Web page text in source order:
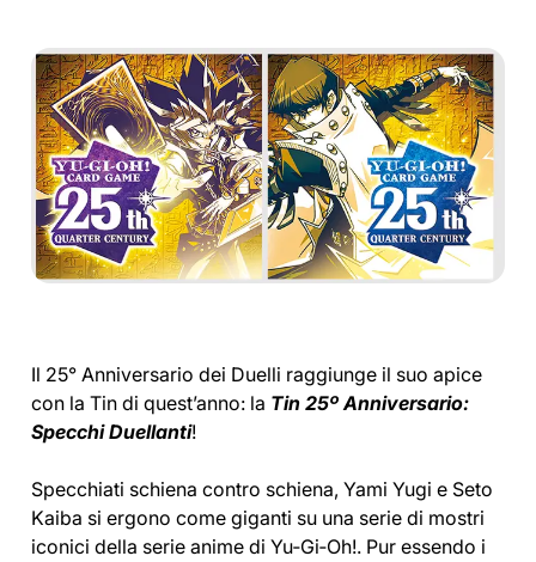
Il 25° Anniversario dei Duelli raggiunge il suo apice
con la Tin di quest’anno: la Tin 25º Anniversario:
Specchi Duellanti!
Specchiati schiena contro schiena, Yami Yugi e Seto
Kaiba si ergono come giganti su una serie di mostri
iconici della serie anime di Yu‑Gi‑Oh!. Pur essendo i